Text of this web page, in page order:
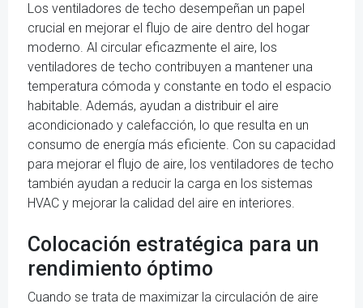
Los ventiladores de techo desempeñan un papel
crucial en mejorar el flujo de aire dentro del hogar
moderno. Al circular eficazmente el aire, los
ventiladores de techo contribuyen a mantener una
temperatura cómoda y constante en todo el espacio
habitable. Además, ayudan a distribuir el aire
acondicionado y calefacción, lo que resulta en un
consumo de energía más eficiente. Con su capacidad
para mejorar el flujo de aire, los ventiladores de techo
también ayudan a reducir la carga en los sistemas
HVAC y mejorar la calidad del aire en interiores.
Colocación estratégica para un
rendimiento óptimo
Cuando se trata de maximizar la circulación de aire